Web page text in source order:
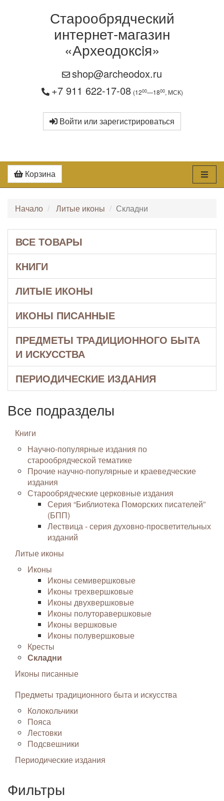
Старообрядческий
интернет-магазин
«Археодоксiя»
shop@archeodox.ru
+7 911 622-17-08 (1200—1800, МСК)
Войти или зарегистрироваться
Корзина
Начало Литые иконы Складни
ВСЕ ТОВАРЫ
КНИГИ
ЛИТЫЕ ИКОНЫ
ИКОНЫ ПИСАННЫЕ
ПРЕДМЕТЫ ТРАДИЦИОННОГО БЫТА
И ИСКУССТВА
ПЕРИОДИЧЕСКИЕ ИЗДАНИЯ
Все подразделы
Книги
Научно-популярные издания по
старообрядческой тематике
Прочие научно-популярные и краеведческие
издания
Старообрядческие церковные издания
Серия “Библиотека Поморских писателей”
(БПП)
Лествица - серия духовно-просветительных
изданий
Литые иконы
Иконы
Иконы семивершковые
Иконы трехвершковые
Иконы двухвершковые
Иконы полуторавершковые
Иконы вершковые
Иконы полувершковые
Кресты
Складни
Иконы писанные
Предметы традиционного быта и искусства
Колокольчики
Пояса
Лестовки
Подсвешники
Периодические издания
Фильтры